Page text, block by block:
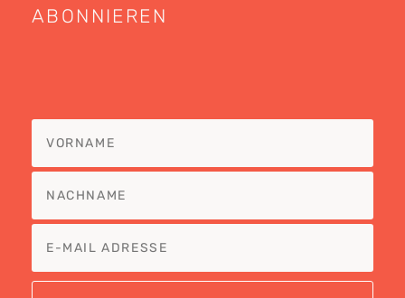
ABONNIEREN